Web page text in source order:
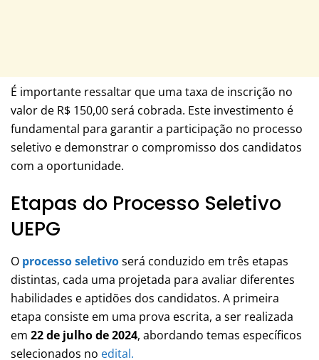
É importante ressaltar que uma taxa de inscrição no
valor de R$ 150,00 será cobrada. Este investimento é
fundamental para garantir a participação no processo
seletivo e demonstrar o compromisso dos candidatos
com a oportunidade.
Etapas do Processo Seletivo
UEPG
O processo seletivoserá conduzido em três etapas
distintas, cada uma projetada para avaliar diferentes
habilidades e aptidões dos candidatos. A primeira
etapa consiste em uma prova escrita, a ser realizada
em 22 de julho de 2024, abordando temas específicos
selecionados no edital.